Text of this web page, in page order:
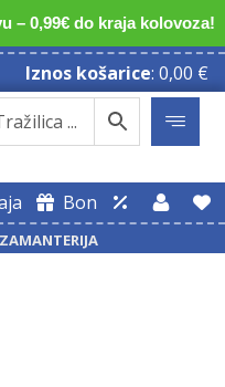
– 0,99€ do kraja kolovoza!
Iznos košarice: 0,00 €
Bon